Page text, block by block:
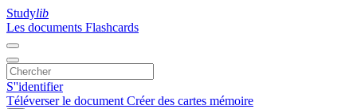
Studylib
Les documents Flashcards
S''identifier
Téléverser le document Créer des cartes mémoire